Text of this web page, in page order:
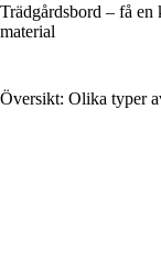
Trädgårdsbord – få
material
Översikt: Olika typer